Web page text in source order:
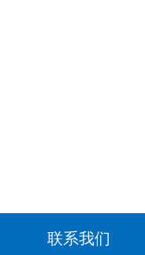
联系我们